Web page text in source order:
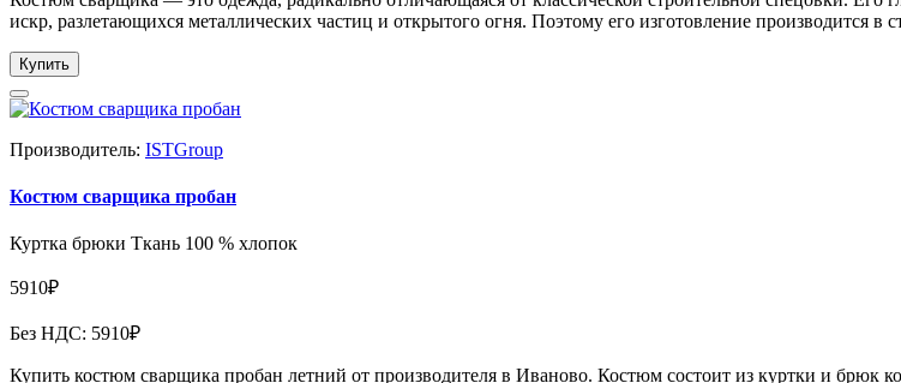
искр, разлетающихся металлических частиц и открытого огня. Поэтому его изготовление производится в
Купить
Производитель: ISTGroup
Костюм сварщика пробан
Куртка брюки Ткань 100 % хлопок
5910₽
Без НДС: 5910₽
Купить костюм сварщика пробан летний от производителя в Иваново. Костюм состоит из куртки и брюк